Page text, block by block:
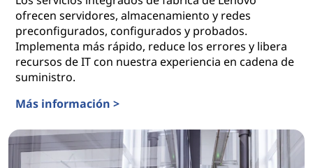
ofrecen servidores, almacenamiento y redes
preconfigurados, configurados y probados.
Implementa más rápido, reduce los errores y libera
recursos de IT con nuestra experiencia en cadena de
suministro.
Más información >